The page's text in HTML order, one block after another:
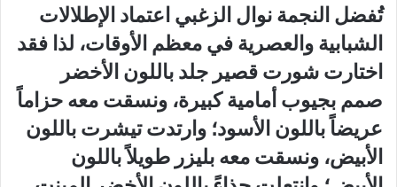
تُفضل النجمة نوال الزغبي اعتماد الإطلالات
الشبابية والعصرية في معظم الأوقات، لذا فقد
اختارت شورت قصير جلد باللون الأخضر
صمم بجيوب أمامية كبيرة، ونسقت معه حزاماً
عريضاً باللون الأسود؛ وارتدت تيشرت باللون
الأبيض، ونسقت معه بليزر طويلاً باللون